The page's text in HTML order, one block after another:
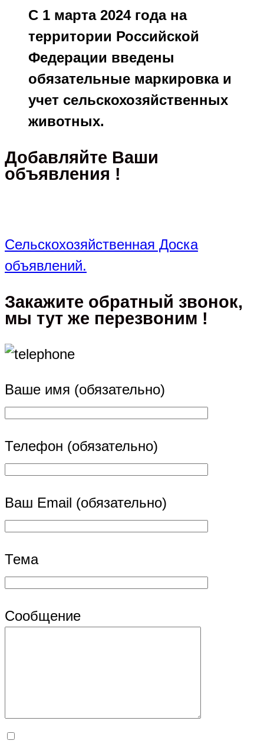
С 1 марта 2024 года на
территории Российской
Федерации введены
обязательные маркировка и
учет сельскохозяйственных
животных.
Добавляйте Ваши
объявления !
Сельскохозяйственная Доска
объявлений.
Закажите обратный звонок,
мы тут же перезвоним !
Ваше имя (обязательно)
Телефон (обязательно)
Ваш Email (обязательно)
Тема
Сообщение